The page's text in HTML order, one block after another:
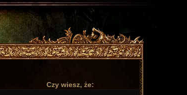
Czy wiesz, że: